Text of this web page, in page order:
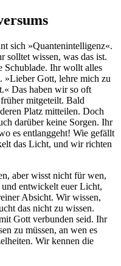
sich »Quantenintelligenz«.
solltet wissen, was das ist.
Schublade. Ihr wollt alles
»Lieber Gott, lehre mich zu
Das haben wir so oft
mitgeteilt. Bald
Platz mitteilen. Doch
darüber keine Sorgen. Ihr
es entlanggeht! Wie gefällt
das Licht, und wir richten
aber wisst nicht für wen,
entwickelt euer Licht,
Absicht. Wir wissen,
das nicht zu wissen.
Gott verbunden seid. Ihr
zu müssen, an wen es
Wir kennen die